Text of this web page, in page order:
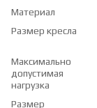
Материал
Размер кресла
Максимально
допустимая
нагрузка
Размер